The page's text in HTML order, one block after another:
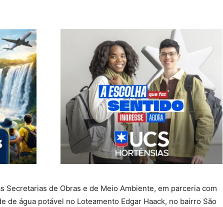
Secretarias de Obras e de Meio Ambiente, em parceria com
de água potável no Loteamento Edgar Haack, no bairro São